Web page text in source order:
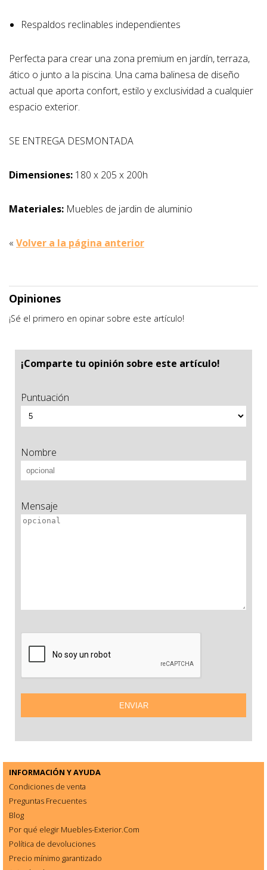
Respaldos reclinables independientes
Perfecta para crear una zona premium en jardín, terraza,
ático o junto a la piscina. Una cama balinesa de diseño
actual que aporta confort, estilo y exclusividad a cualquier
espacio exterior.
SE ENTREGA DESMONTADA
Dimensiones: 180 x 205 x 200h
Materiales: Muebles de jardin de aluminio
« Volver a la página anterior
Opiniones
¡Sé el primero en opinar sobre este artículo!
¡Comparte tu opinión sobre este artículo!
Puntuación
Nombre
Mensaje
INFORMACIÓN Y AYUDA
Condiciones de venta
Preguntas Frecuentes
Blog
Por qué elegir Muebles-Exterior.Com
Política de devoluciones
Precio mínimo garantizado